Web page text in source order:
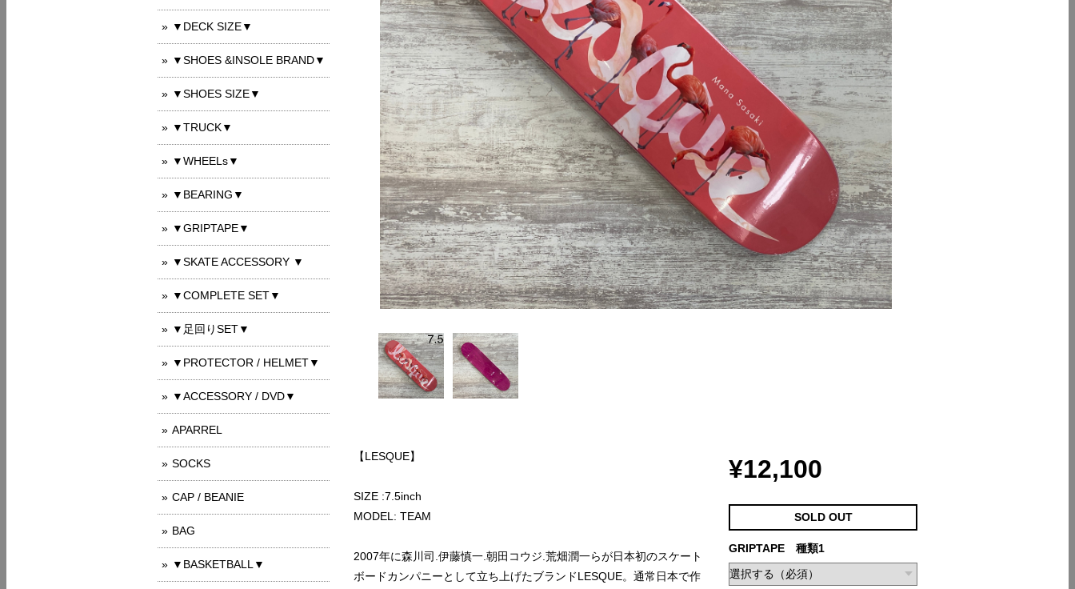
【LESQUE】
SIZE :7.5inch
MODEL: TEAM
2007年に森川司.伊藤慎一.朝田コウジ.荒畑潤一らが日本初のスケート
ボードカンパニーとして立ち上げたブランドLESQUE。通常日本で作
¥12,100
SOLD OUT
GRIPTAPE 種類1
▼DECK SIZE▼
▼SHOES &INSOLE BRAND▼
▼SHOES SIZE▼
▼TRUCK▼
▼WHEELs▼
▼BEARING▼
▼GRIPTAPE▼
▼SKATE ACCESSORY ▼
▼COMPLETE SET▼
▼足回りSET▼
▼PROTECTOR / HELMET▼
▼ACCESSORY / DVD▼
APARREL
SOCKS
CAP / BEANIE
BAG
▼BASKETBALL▼